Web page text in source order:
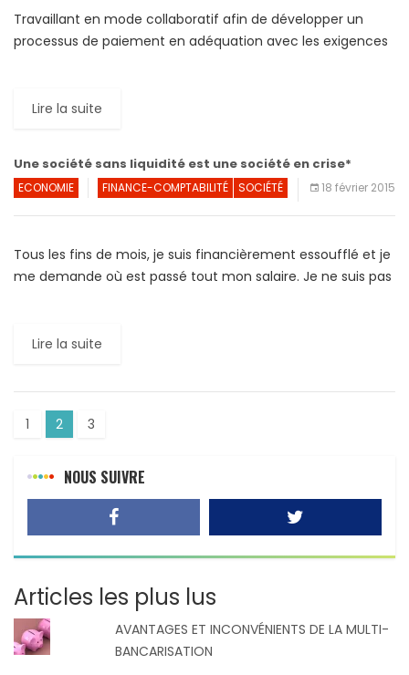
Travaillant en mode collaboratif afin de développer un
processus de paiement en adéquation avec les exigences
Lire la suite
Une société sans liquidité est une société en crise*
ECONOMIE FINANCE-COMPTABILITÉ SOCIÉTÉ 18 février 2015
Tous les fins de mois, je suis financièrement essoufflé et je
me demande où est passé tout mon salaire. Je ne suis pas
Lire la suite
1 2 3
NOUS SUIVRE
Articles les plus lus
AVANTAGES ET INCONVÉNIENTS DE LA MULTI-
BANCARISATION